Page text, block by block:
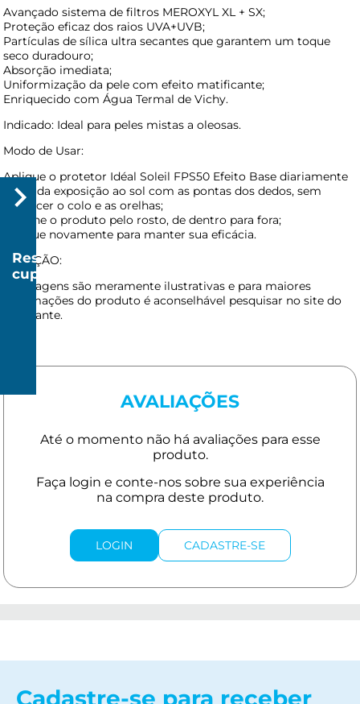
Avançado sistema de filtros MEROXYL XL + SX;
Proteção eficaz dos raios UVA+UVB;
Partículas de sílica ultra secantes que garantem um toque
seco duradouro;
Absorção imediata;
Uniformização da pele com efeito matificante;
Enriquecido com Água Termal de Vichy.
Indicado: Ideal para peles mistas a oleosas.
Modo de Usar:
Aplique o protetor Idéal Soleil FPS50 Efeito Base diariamente
antes da exposição ao sol com as pontas dos dedos, sem
esquecer o colo e as orelhas;
Espalhe o produto pelo rosto, de dentro para fora;
Aplique novamente para manter sua eficácia.
ATENÇÃO:
As imagens são meramente ilustrativas e para maiores
informações do produto é aconselhável pesquisar no site do
fabricante.
AVALIAÇÕES
LOGIN CADASTRE-SE
Cadastre-se para receber
Resgatar
cupom
R$
20